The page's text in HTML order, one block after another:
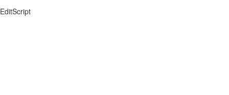
EditScript